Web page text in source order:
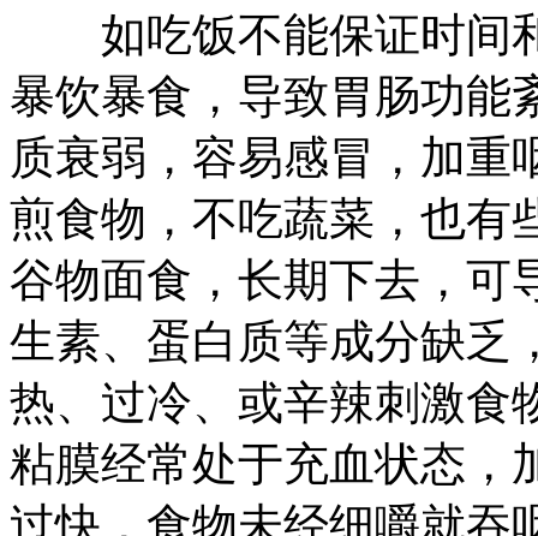
如吃饭不能保证时间
暴饮暴食，导致胃肠功能
质衰弱，容易感冒，加重
煎食物，不吃蔬菜，也有
谷物面食，长期下去，可
生素、蛋白质等成分缺乏
热、过冷、或辛辣刺激食
粘膜经常处于充血状态，
过快，食物未经细嚼就吞